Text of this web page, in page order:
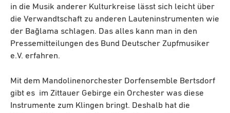
in die Musik anderer Kulturkreise lässt sich leicht über
die Verwandtschaft zu anderen Lauteninstrumenten wie
der Bağlama schlagen. Das alles kann man in den
Pressemitteilungen des Bund Deutscher Zupfmusiker
e.V. erfahren.
Mit dem Mandolinenorchester Dorfensemble Bertsdorf
gibt es im Zittauer Gebirge ein Orchester was diese
Instrumente zum Klingen bringt. Deshalb hat die